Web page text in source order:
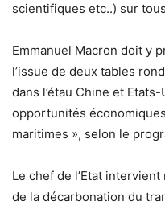
scientifiques etc..) sur
Emmanuel Macron doit y
l’issue de deux tables
dans l’étau Chine et
opportunités
maritimes », selon le
Le chef de l’Etat
de la décarbonation du